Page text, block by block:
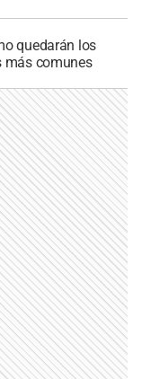
quedarán los
más comunes